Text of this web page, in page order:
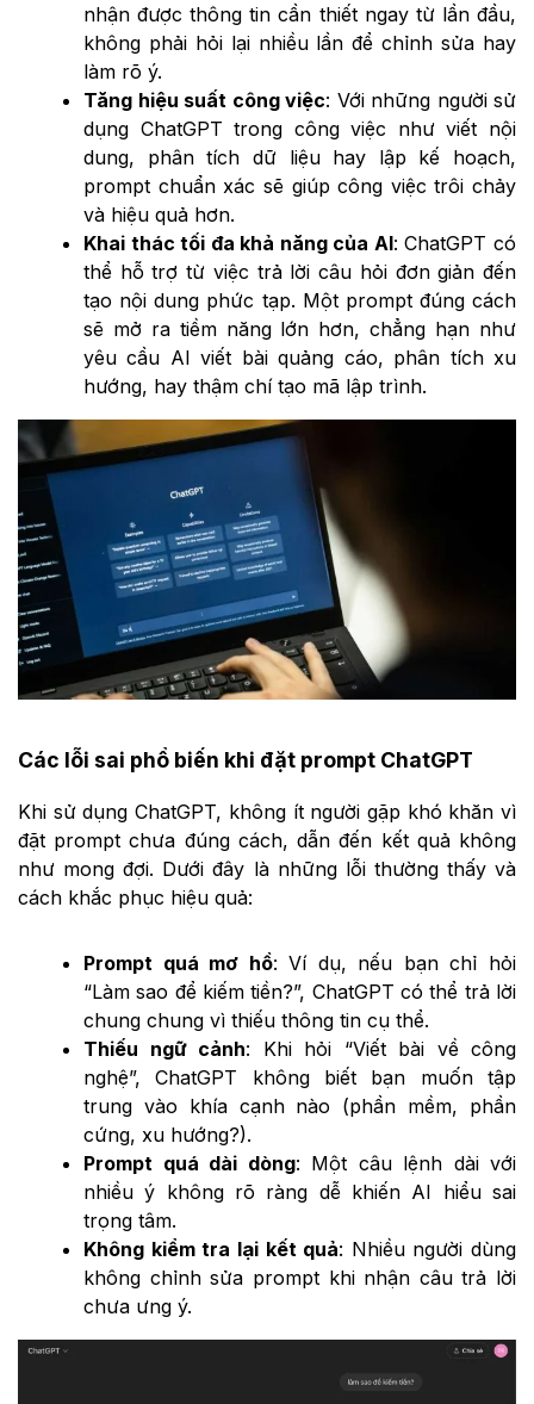
nhận được thông tin cần thiết ngay từ lần đầu,
không phải hỏi lại nhiều lần để chỉnh sửa hay
làm rõ ý.
Tăng hiệu suất công việc: Với những người sử
dụng ChatGPT trong công việc như viết nội
dung, phân tích dữ liệu hay lập kế hoạch,
prompt chuẩn xác sẽ giúp công việc trôi chảy
và hiệu quả hơn.
Khai thác tối đa khả năng của AI: ChatGPT có
thể hỗ trợ từ việc trả lời câu hỏi đơn giản đến
tạo nội dung phức tạp. Một prompt đúng cách
sẽ mở ra tiềm năng lớn hơn, chẳng hạn như
yêu cầu AI viết bài quảng cáo, phân tích xu
hướng, hay thậm chí tạo mã lập trình.
Các lỗi sai phổ biến khi đặt prompt ChatGPT
Khi sử dụng ChatGPT, không ít người gặp khó khăn vì
đặt prompt chưa đúng cách, dẫn đến kết quả không
như mong đợi. Dưới đây là những lỗi thường thấy và
cách khắc phục hiệu quả:
Prompt quá mơ hồ: Ví dụ, nếu bạn chỉ hỏi
“Làm sao để kiếm tiền?”, ChatGPT có thể trả lời
chung chung vì thiếu thông tin cụ thể.
Thiếu ngữ cảnh: Khi hỏi “Viết bài về công
nghệ”, ChatGPT không biết bạn muốn tập
trung vào khía cạnh nào (phần mềm, phần
cứng, xu hướng?).
Prompt quá dài dòng: Một câu lệnh dài với
nhiều ý không rõ ràng dễ khiến AI hiểu sai
trọng tâm.
Không kiểm tra lại kết quả: Nhiều người dùng
không chỉnh sửa prompt khi nhận câu trả lời
chưa ưng ý.